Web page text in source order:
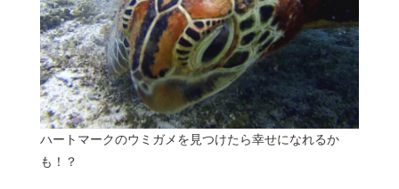
ハートマークのウミガメを見つけたら幸せになれるか
も！？